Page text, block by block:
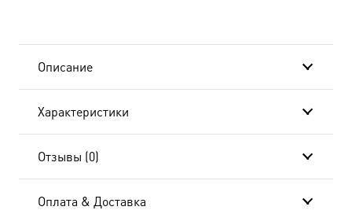
Описание
Характеристики
Отзывы (0)
Оплата & Доставка